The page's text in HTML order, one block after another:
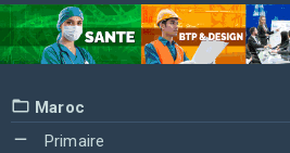
Maroc
Primaire